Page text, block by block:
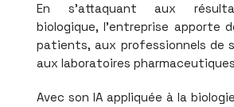
En s'attaquant aux
biologique, l'entreprise apporte
patients, aux professionnels de
aux laboratoires
Avec son IA appliquée à la